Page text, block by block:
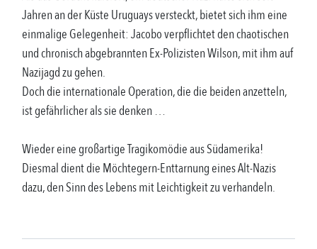
Jahren an der Küste Uruguays versteckt, bietet sich ihm eine
einmalige Gelegenheit: Jacobo verpflichtet den chaotischen
und chronisch abgebrannten Ex-Polizisten Wilson, mit ihm auf
Nazijagd zu gehen.
Doch die internationale Operation, die die beiden anzetteln,
ist gefährlicher als sie denken …
Wieder eine großartige Tragikomödie aus Südamerika!
Diesmal dient die Möchtegern-Enttarnung eines Alt-Nazis
dazu, den Sinn des Lebens mit Leichtigkeit zu verhandeln.